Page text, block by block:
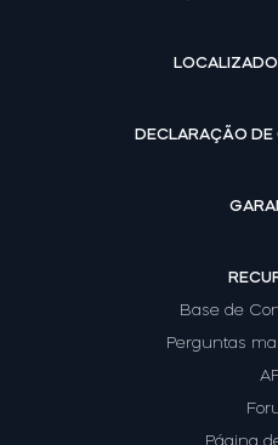
DECLARAÇÃO
Base de
Perguntas
Página